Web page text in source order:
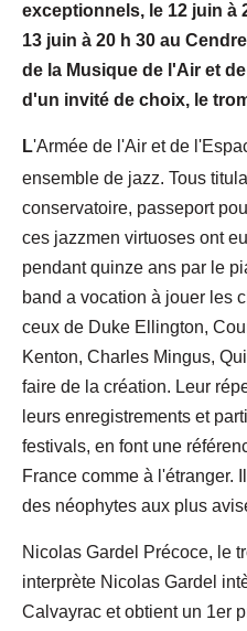
exceptionnels, le 12 juin à
13 juin à 20 h 30 au
de la Musique de l'Air et
d'un invité de choix, le
L'Armée de l'Air et de
ensemble de jazz. Tous
conservatoire, passeport
ces jazzmen virtuoses ont
pendant quinze ans par le
band a vocation à jouer les
ceux de Duke Ellington,
Kenton, Charles Mingus,
faire de la création. Leur
leurs enregistrements et
festivals, en font une
France comme à l'étranger.
des néophytes aux plus
Nicolas Gardel Précoce, le
interprète Nicolas Gardel
Calvayrac et obtient un 1er